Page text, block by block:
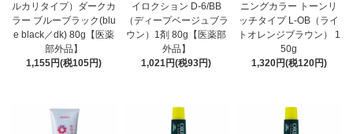
ルカリタイプ）ダークカ
ラー ブルーブラック(blu
e black／dk) 80g【医薬
部外品】
1,155円(税105円)
イロクション D-6/BB
（ディープベージュブラ
ウン）1剤 80g【医薬部
外品】
1,021円(税93円)
ニングカラー トーンリ
ッチタイプ L-OB（ライ
トオレンジブラウン） 1
50g
1,320円(税120円)